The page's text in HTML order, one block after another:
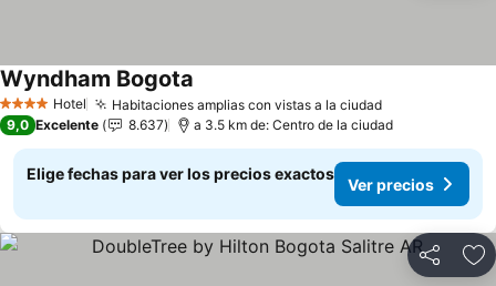
4 EstrellasHotel Habitaciones amplias con vistas a la ciudadVer precios
Wyndham Bogota
9,0 Excelente 8.637 a 3.5 km de: Centro de la ciudad
Elige fechas para ver los precios exactos
Ver precios
Compartir